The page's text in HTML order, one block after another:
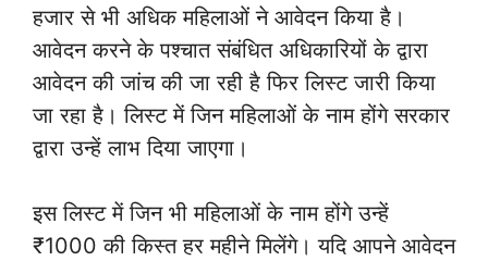
हजार से भी अधिक महिलाओं ने आवेदन किया है।
आवेदन करने के पश्चात संबंधित अधिकारियों के द्वारा
आवेदन की जांच की जा रही है फिर लिस्ट जारी किया
जा रहा है। लिस्ट में जिन महिलाओं के नाम होंगे सरकार
द्वारा उन्हें लाभ दिया जाएगा।
इस लिस्ट में जिन भी महिलाओं के नाम होंगे उन्हें
₹1000 की किस्त हर महीने मिलेंगे। यदि आपने आवेदन